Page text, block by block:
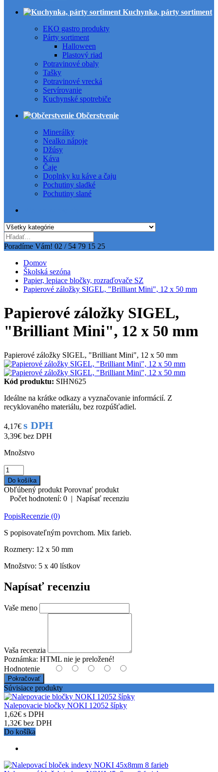
Kuchynka, párty sortiment
EKO gastro produkty
Párty sortiment
Halloween
Plastový riad
Potravinové obaly
Tašky
Potravinové vrecká
Servírovanie
Kuchynské spotrebiče
Občerstvenie
Minerálky
Nealko nápoje
Džúsy
Káva
Čaje
Doplnky ku káve a čaju
Pochutiny sladké
Pochutiny slané
Poradíme Vám! 02 / 54 79 15 25
Domov
Školská sezóna
Papier, lepiace bločky, rozraďovače SZ
Papierové záložky SIGEL, "Brilliant Mini", 12 x 50 mm
Papierové záložky SIGEL,
"Brilliant Mini", 12 x 50 mm
Papierové záložky SIGEL, "Brilliant Mini", 12 x 50 mm
Kód produktu: SIHN625
Ideálne na krátke odkazy a vyznačovanie informácií. Z
recyklovaného materiálu, bez rozpúšťadiel.
4,17€ s DPH
3,39€ bez DPH
Množstvo
Obľúbený produkt Porovnať produkt
Počet hodnotení: 0 | Napísať recenziu
PopisRecenzie (0)
S popisovateľným povrchom. Mix farieb.
Rozmery: 12 x 50 mm
Množstvo: 5 x 40 lístkov
Napísať recenziu
Vaše meno
Vaša recenzia
Poznámka: HTML nie je preložené!
Hodnotenie
Pokračovať
Súvisiace produkty
Nalepovacie bločky NOKI 12052 šípky
1,62€ s DPH
1,32€ bez DPH
Do košíka